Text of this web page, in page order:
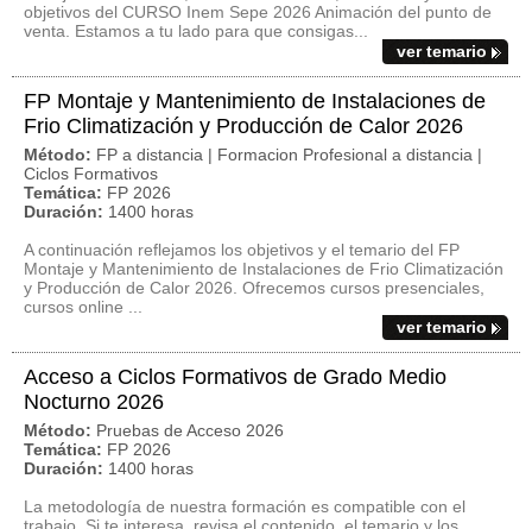
objetivos del CURSO Inem Sepe 2026 Animación del punto de
venta. Estamos a tu lado para que consigas...
ver temario
FP Montaje y Mantenimiento de Instalaciones de
Frio Climatización y Producción de Calor 2026
Método: FP a distancia | Formacion Profesional a distancia |
Ciclos Formativos
Temática: FP 2026
Duración: 1400 horas
A continuación reflejamos los objetivos y el temario del FP
Montaje y Mantenimiento de Instalaciones de Frio Climatización
y Producción de Calor 2026. Ofrecemos cursos presenciales,
cursos online ...
ver temario
Acceso a Ciclos Formativos de Grado Medio
Nocturno 2026
Método: Pruebas de Acceso 2026
Temática: FP 2026
Duración: 1400 horas
La metodología de nuestra formación es compatible con el